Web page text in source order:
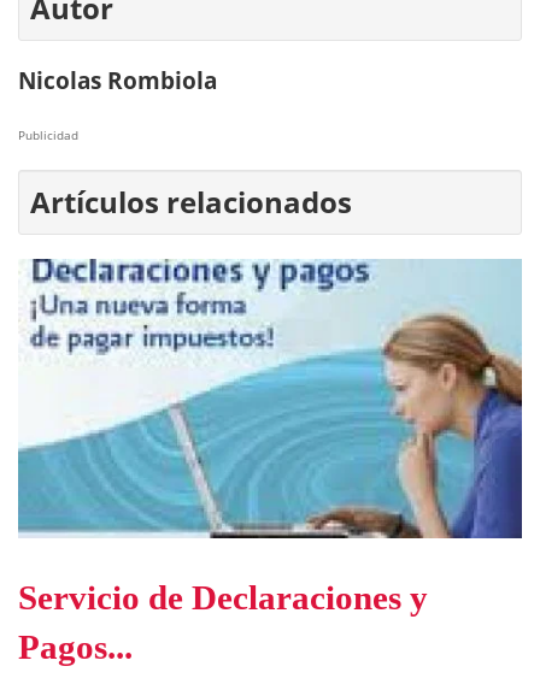
Autor
Nicolas Rombiola
Publicidad
Artículos relacionados
Servicio de Declaraciones y
Pagos...